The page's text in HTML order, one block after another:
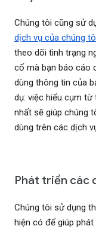
Chúng tôi cũng sử
dịch vụ của chúng
theo dõi tình trạng
cố mà bạn báo cáo
dùng thông tin của
dụ: việc hiểu cụm
nhất sẽ giúp chúng
dùng trên các dịch
Phát triển các
Chúng tôi sử dụng
hiện có để giúp